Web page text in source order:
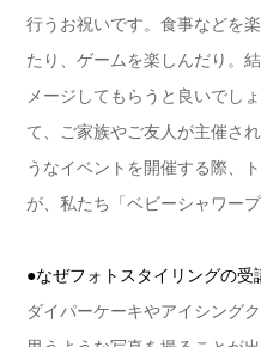
行うお祝いです。食事などを
たり、ゲームを楽しんだり。
メージしてもらうと良いでし
て、ご家族やご友人が主催さ
うなイベントを開催する際、
が、私たち「ベビーシャワー
●なぜフォトスタイリングの受
ダイパーケーキやアイシング